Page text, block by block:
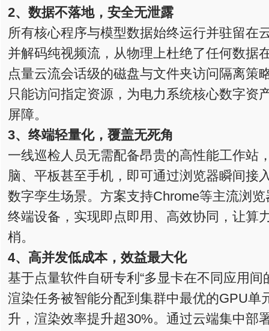
2、数据不落地，安全无泄露
所有核心程序与模型数据始终运行并驻留在
并解码纯视频流，从物理上杜绝了任何数据
点量云流会话级的磁盘与文件夹访问隔离策
只能访问指定资源，为电力系统核心数字资
屏障。
3、终端轻量化，覆盖无死角
一线巡检人员无需配备昂贵的高性能工作站
脑、平板甚至手机，即可通过浏览器瞬间接
数字孪生场景。方案支持Chrome等主流浏
终端设备，实现即点即用、高效协同，让算
梢。
4、高并发低成本，效益最大化
基于点量软件自研专利“多显卡在不同应用间
渲染任务被智能分配到集群中最优的GPU单
升，渲染效率提升超30%。通过云端集中部